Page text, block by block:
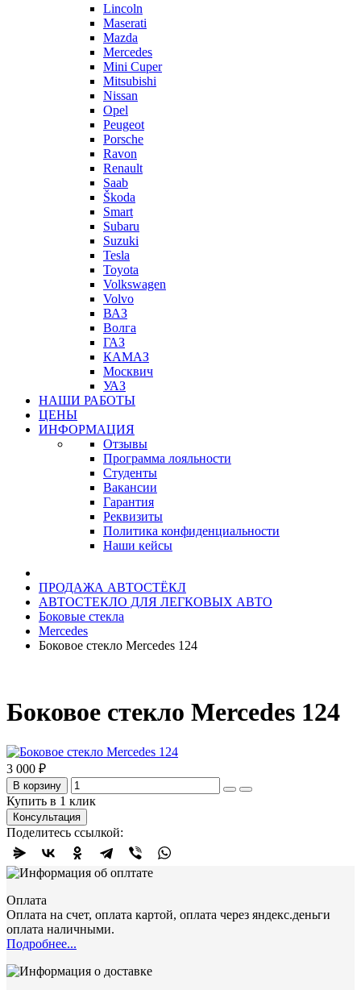
Lincoln
Maserati
Mazda
Mercedes
Mini Cuper
Mitsubishi
Nissan
Opel
Peugeot
Porsche
Ravon
Renault
Saab
Škoda
Smart
Subaru
Suzuki
Tesla
Toyota
Volkswagen
Volvo
ВАЗ
Волга
ГАЗ
КАМАЗ
Москвич
УАЗ
НАШИ РАБОТЫ
ЦЕНЫ
ИНФОРМАЦИЯ
Отзывы
Программа лояльности
Студенты
Вакансии
Гарантия
Реквизиты
Политика конфиденциальности
Наши кейсы
ПРОДАЖА АВТОСТЁКЛ
АВТОСТЕКЛО ДЛЯ ЛЕГКОВЫХ АВТО
Боковые стекла
Mercedes
Боковое стекло Mercedes 124
Боковое стекло Mercedes 124
3 000 ₽
В корзину
Купить в 1 клик
Консультация
Поделитесь ссылкой:
Оплата
Оплата на счет, оплата картой, оплата через яндекс.деньги
оплата наличными.
Подробнее...